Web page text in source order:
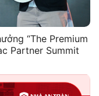
“The Premium
Partner Summit